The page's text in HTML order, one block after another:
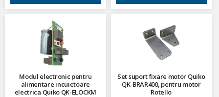
Modul electronic pentru
alimentare incuietoare
electrica Quiko QK-ELOCKM
Set suport fixare motor Quiko
QK-BRAR400, pentru motor
Rotello